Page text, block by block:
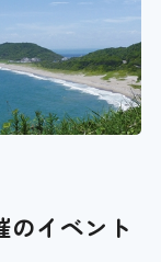
のイベント